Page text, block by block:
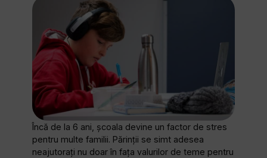
Încă de la 6 ani, școala devine un factor de stres
pentru multe familii. Părinții se simt adesea
neajutorați nu doar în fața valurilor de teme pentru